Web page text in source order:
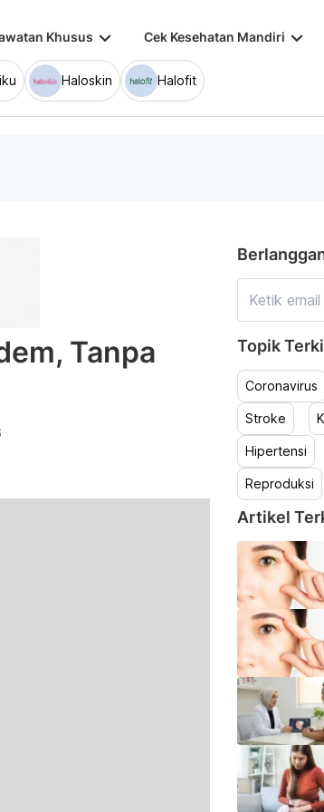
Khusus keyboard_arrow_down Cek Kesehatan Mandiri keyboard_arrow_down
Haloskin Halofit
Tanpa
Topik
Coronavirus
Stroke
Hipertensi
Reproduksi
Artikel